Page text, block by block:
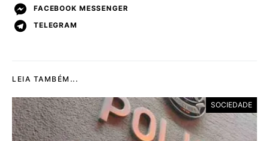
FACEBOOK MESSENGER
TELEGRAM
LEIA TAMBÉM...
SOCIEDADE